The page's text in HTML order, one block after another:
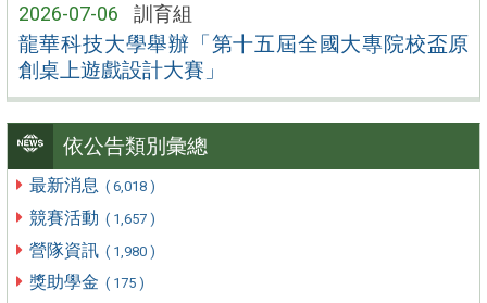
2026-07-06 訓育組
龍華科技大學舉辦「第十五屆全國大專院校盃原
創桌上遊戲設計大賽」
依公告類別彙總
最新消息 ( 6,018 )
競賽活動 ( 1,657 )
營隊資訊 ( 1,980 )
獎助學金 ( 175 )